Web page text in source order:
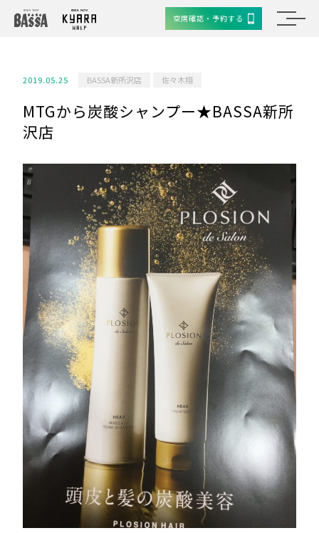
空席確認・予約する
2019.05.25 BASSA新所沢店 佐々木翔
MTGから炭酸シャンプー★BASSA新所
沢店